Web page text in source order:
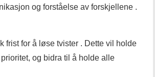
og forståelse av forskjellene .
frist for å løse tvister . Dette vil holde
og bidra til å holde alle